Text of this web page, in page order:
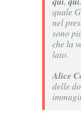
quale
nel
sono
che la
lato.
Alice
delle